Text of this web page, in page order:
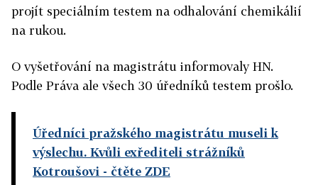
projít speciálním testem na odhalování chemikálií
na rukou.
O vyšetřování na magistrátu informovaly HN.
Podle Práva ale všech 30 úředníků testem prošlo.
Úředníci pražského magistrátu museli k
výslechu. Kvůli exřediteli strážníků
Kotroušovi - čtěte ZDE